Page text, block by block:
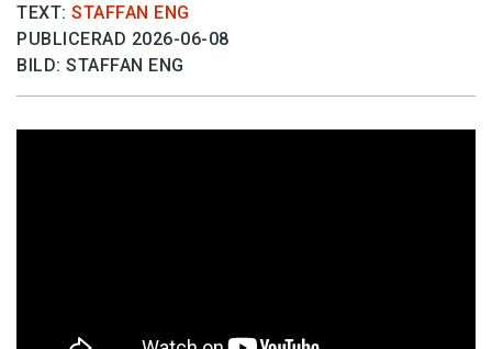
TEXT: STAFFAN ENG
PUBLICERAD 2026-06-08
BILD: STAFFAN ENG